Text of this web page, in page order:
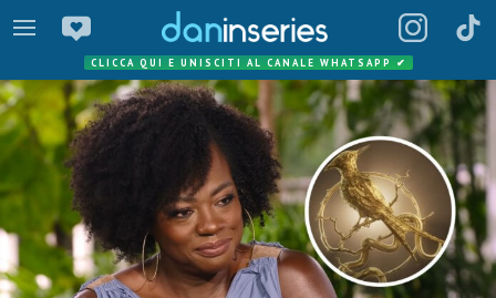
CLICCA QUI E UNISCITI AL CANALE WHATSAPP ✔